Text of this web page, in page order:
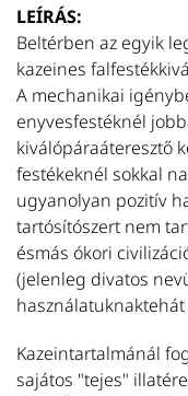
LEÍRÁS:
Beltérben az egyik
kazeines
A mechanikai
enyvesfestéknél
kiválópáraáteresztő
festékeknél sokkal
ugyanolyan pozitív
tartósítószert nem
ésmás ókori
(jelenleg divatos
Kazeintartalmánál
sajátos "tejes"